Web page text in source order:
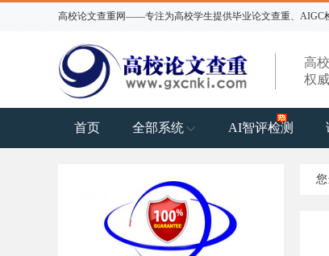
高校论文查重网——专注为高校学生提供毕业论文查重、AIGC
高
权
首页 全部系统 AI智评检测
您